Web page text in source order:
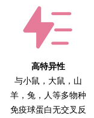
高特异性
与小鼠，大鼠，山
羊，兔，人等多物种
免疫球蛋白无交叉反